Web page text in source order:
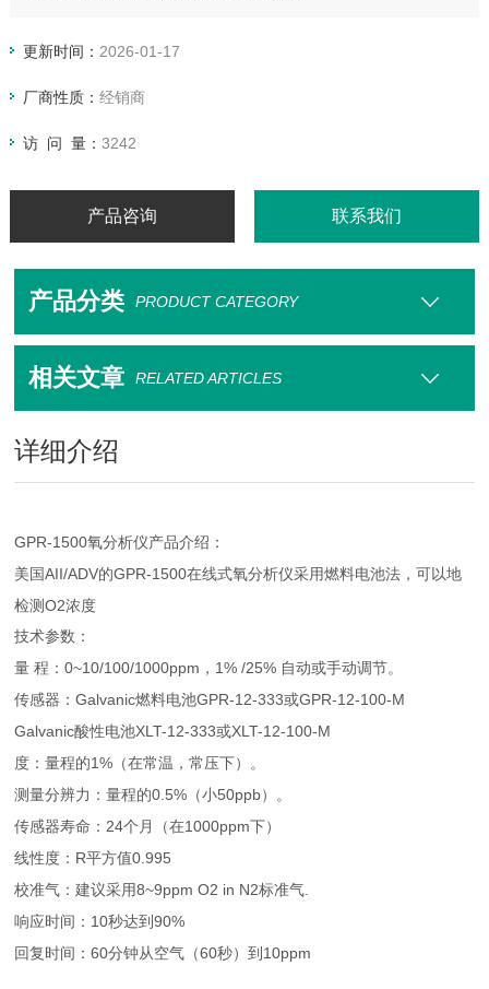
号输出及两个可调节的变送器报警输出连接。4~20mA输出可使
更新时间： 2026-01-17
厂商性质： 经销商
访 问 量： 3242
产品咨询 联系我们
产品分类 PRODUCT CATEGORY
相关文章 RELATED ARTICLES
详细介绍
GPR-1500氧分析仪产品介绍：
美国AII/ADV的GPR-1500在线式氧分析仪采用燃料电池法，可以地
检测O2浓度
技术参数：
量 程：0~10/100/1000ppm ， 1% /25% 自动或手动调节。
传感器：Galvanic燃料电池GPR-12-333或GPR-12-100-M
Galvanic酸性电池XLT-12-333或XLT-12-100-M
度：量程的1% （在常温，常压下）。
测量分辨力：量程的0.5% （小50ppb）。
传感器寿命：24个月（在1000ppm下）
线性度： R平方值0.995
校准气：建议采用8~9ppm O2 in N2标准气
响应时间： 10秒达到90%
回复时间：60分钟从空气（60秒）到 10ppm